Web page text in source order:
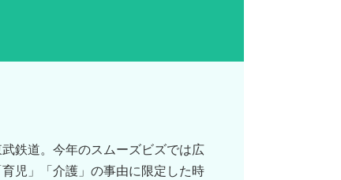
鉄道。今年のスムーズビズでは広
児」「介護」の事由に限定した時